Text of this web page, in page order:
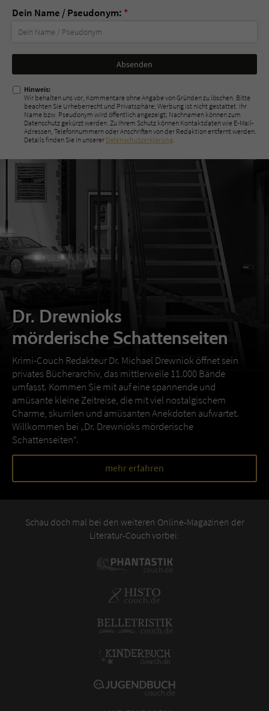
Dein Name / Pseudonym: *
Nicht
ausfüllen!
Hinweis:
Wir behalten uns vor, Kommentare ohne Angabe von Gründen zu löschen. Bitte
beachten Sie Urheberrecht und Privatsphäre; Werbung ist nicht gestattet. Ihr
Name bzw. Pseudonym wird öffentlich angezeigt; Nachnamen können zum
Datenschutz gekürzt werden. Zu Ihrem Schutz können Kontaktdaten wie E-Mail-
Adressen, Telefonnummern oder Anschriften von der Redaktion entfernt werden.
Details finden Sie in unserer Datenschutzerklärung
Dr. Drewnioks
mörderische Schattenseiten
Krimi-Couch Redakteur Dr. Michael Drewniok öffnet sein
privates Bücherarchiv, das mittlerweile 11.000 Bände
umfasst. Kommen Sie mit auf eine spannende und
amüsante kleine Zeitreise, die mit viel nostalgischem
Charme, skurrilen und amüsanten Anekdoten aufwartet.
Willkommen bei „Dr. Drewnioks mörderische
Schattenseiten“.
mehr erfahren
Schau doch mal bei den weiteren Online-Magazinen der
Literatur-Couch vorbei: